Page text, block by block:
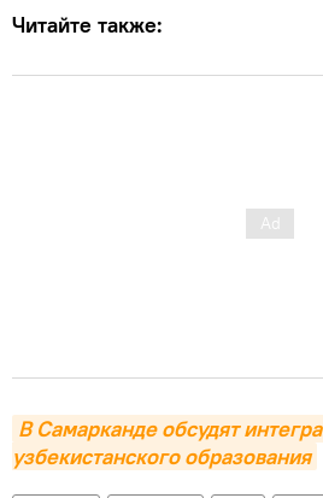
Читайте также:
В Самарканде обсудят
узбекистанского образования